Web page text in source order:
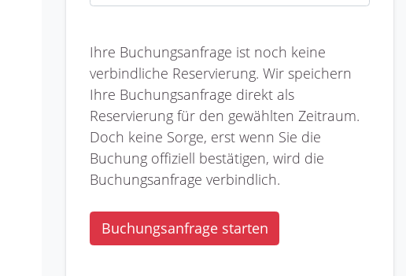
Ihre Buchungsanfrage ist noch keine
verbindliche Reservierung. Wir speichern
Ihre Buchungsanfrage direkt als
Reservierung für den gewählten Zeitraum.
Doch keine Sorge, erst wenn Sie die
Buchung offiziell bestätigen, wird die
Buchungsanfrage verbindlich.
Buchungsanfrage starten